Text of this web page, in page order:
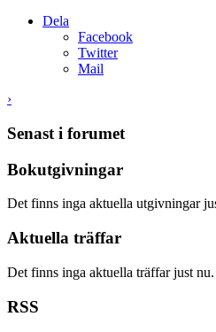
Dela
Facebook
Twitter
Mail
›
Senast i forumet
Bokutgivningar
Det finns inga aktuella utgivningar
Aktuella träffar
Det finns inga aktuella träffar just nu.
RSS